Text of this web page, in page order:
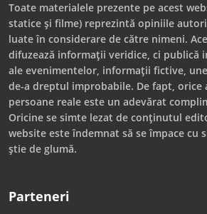
Toate materialele prezente pe acest
statice și filme) reprezintă opiniile
luate în considerare de către nimeni.
difuzează informații veridice, ci publică
ale evenimentelor, informații fictive,
de-a dreptul improbabile. De fapt, orice
persoane reale este un adevărat
Oricine se simte lezat de conținutul
website este îndemnat să se împace cu
știe de glumă.
Parteneri